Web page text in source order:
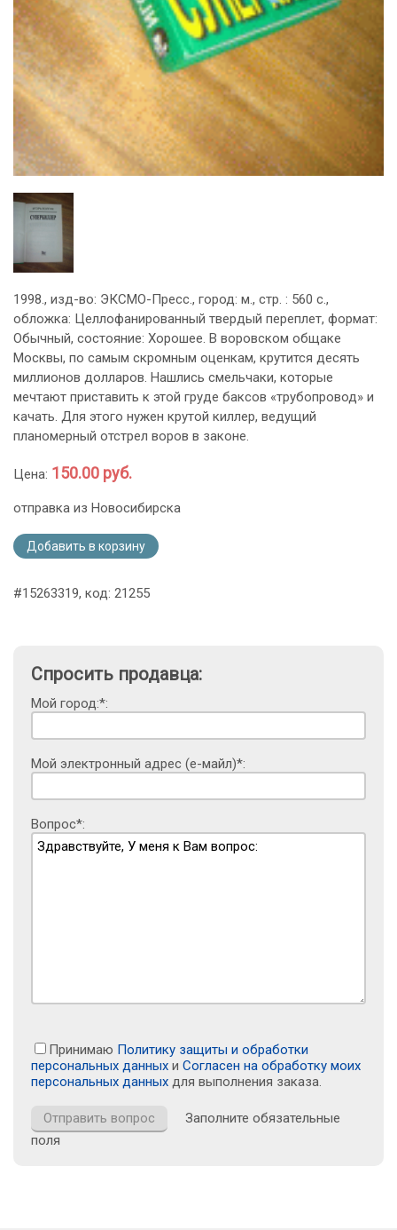
1998., изд-во: ЭКСМО-Пресс., город: м., стр. : 560 с.,
обложка: Целлофанированный твердый переплет, формат:
Обычный, состояние: Хорошее. В воровском общаке
Москвы, по самым скромным оценкам, крутится десять
миллионов долларов. Нашлись смельчаки, которые
мечтают приставить к этой груде баксов «трубопровод» и
качать. Для этого нужен крутой киллер, ведущий
планомерный отстрел воров в законе.
Цена: 150.00 руб.
отправка из Новосибирска
Добавить в корзину
#15263319, код: 21255
Спросить продавца:
Мой город:*:
Мой электронный адрес (е-майл)*:
Вопрос*:
Принимаю Политику защиты и обработки
персональных данных и Согласен на обработку моих
персональных данных для выполнения заказа.
Заполните обязательные
поля